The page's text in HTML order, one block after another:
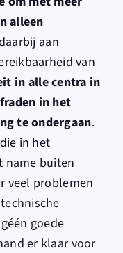
alleen
aan
van
in alle centra in
in het
te ondergaan.
in het
name buiten
veel problemen
goede
er klaar voor